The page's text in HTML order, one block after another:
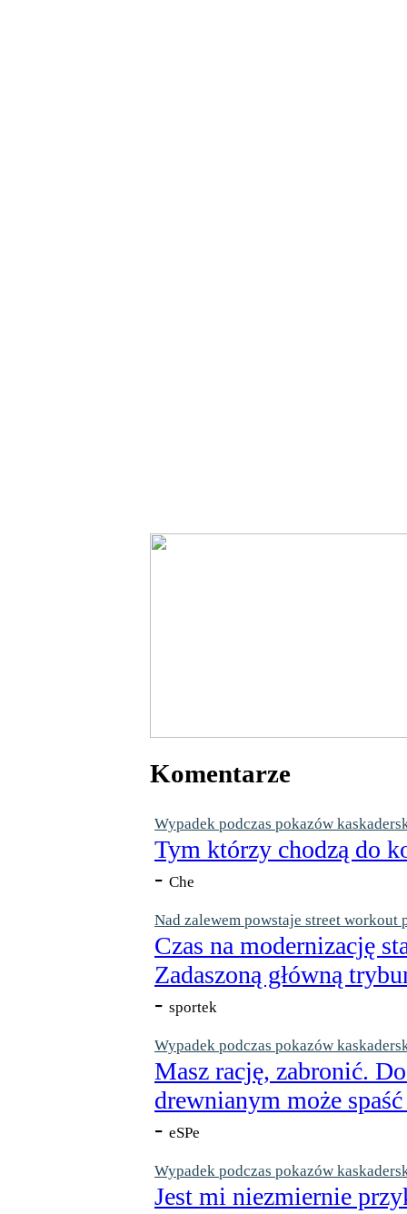
Komentarze
Wypadek podczas pokazów
Tym którzy chodzą do
- Che
Nad zalewem powstaje street workout
Czas na modernizację
Zadaszoną główną
- sportek
Wypadek podczas pokazów
Masz rację, zabronić.
drewnianym może
- eSPe
Wypadek podczas pokazów
Jest mi niezmiernie